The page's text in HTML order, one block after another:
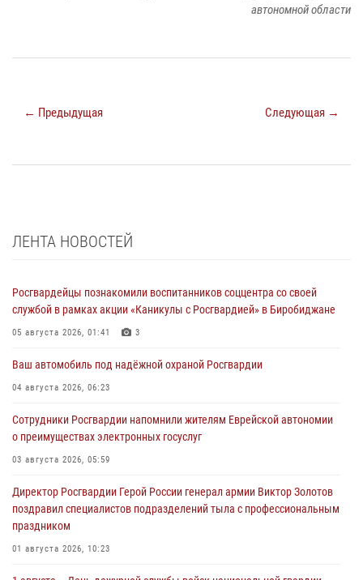
автономной области
← Предыдущая Следующая →
ЛЕНТА НОВОСТЕЙ
Росгвардейцы познакомили воспитанников соццентра со своей
службой в рамках акции «Каникулы с Росгвардией» в Биробиджане
05 августа 2026, 01:41 3
Ваш автомобиль под надёжной охраной Росгвардии
04 августа 2026, 06:23
Сотрудники Росгвардии напомнили жителям Еврейской автономии
о преимуществах электронных госуслуг
03 августа 2026, 05:59
Директор Росгвардии Герой России генерал армии Виктор Золотов
поздравил специалистов подразделений тыла с профессиональным
праздником
01 августа 2026, 10:23